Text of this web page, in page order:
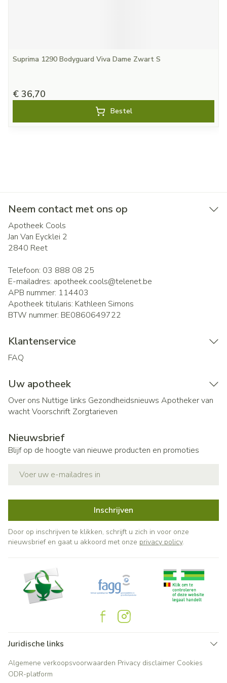
Suprima 1290 Bodyguard Viva Dame Zwart S
€ 36,70
Bestel
Neem contact met ons op
Apotheek Cools
Jan Van Eycklei 2
2840 Reet
Telefoon: 03 888 08 25
E-mailadres: apotheek.cools@telenet.be
APB nummer: 114403
Apotheek titularis: Kathleen Simons
BTW nummer: BE0860649722
Klantenservice
FAQ
Uw apotheek
Over ons Nuttige links Gezondheidsnieuws Apotheker van
wachtVoorschrift Zorgtarieven
Nieuwsbrief
Blijf op de hoogte van nieuwe producten en promoties
Inschrijven
Door op inschrijven te klikken, schrijft u zich in voor onze
nieuwsbrief en gaat u akkoord met onze privacy policy.
Juridische links
Algemene verkoopsvoorwaarden Privacy disclaimer Cookies
ODR-platform